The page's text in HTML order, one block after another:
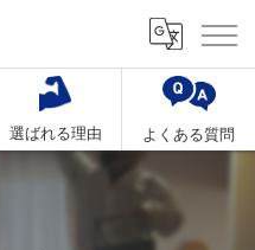
選ばれる理由 よくある質問